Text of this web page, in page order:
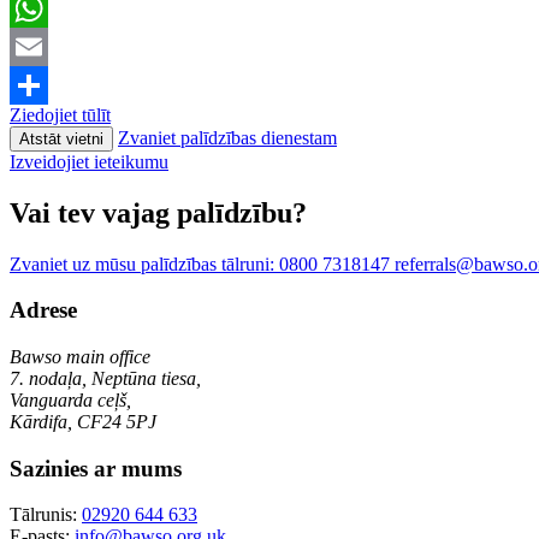
LinkedIn
WhatsApp
Email
Share
Ziedojiet tūlīt
Atstāt vietni
Zvaniet palīdzības dienestam
Izveidojiet ieteikumu
Vai tev vajag palīdzību?
Zvaniet uz mūsu palīdzības tālruni: 0800 7318147
Adrese
Bawso main office
7. nodaļa, Neptūna tiesa,
Vanguarda ceļš,
Kārdifa, CF24 5PJ
Sazinies ar mums
Tālrunis: 02920 644 633